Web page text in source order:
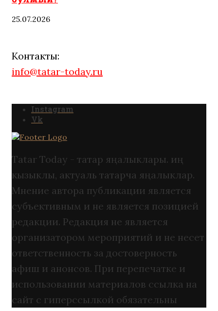
25.07.2026
Контакты:
info@tatar-today.ru
Instagram
Vk
Tatar Today - татар яңалыклары. иң
кызыклы, актуаль татарча яңалыклар.
Мнение автора публикации является
субъективным и не является позицией
редакции. Редакция не является
организатором мероприятий и не несет
ответственность за достоверность
афиш и анонсов. При перепечатке и
использовании материалов ссылка на
сайт с гиперссылкой обязательны